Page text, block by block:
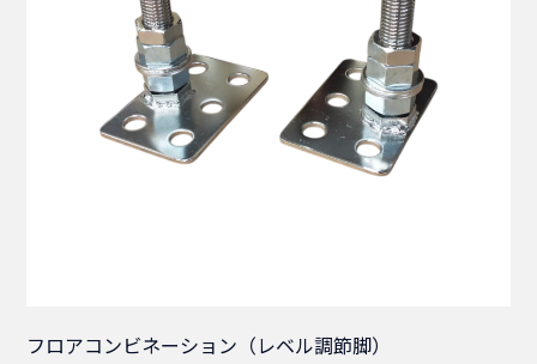
フロアコンビネーション（レベル調節脚）